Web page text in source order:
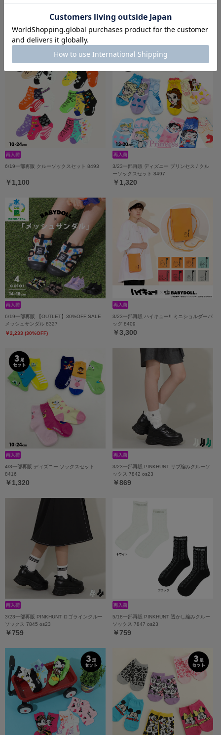
4/16一部再販 【メール便】対応可 レッグウ
￥1,089
3/23一部再販 【メール便】対応可 ディズニ
ー プリンセス / ハイソックス 8599
￥990
6/19一部再販 クルーソックスセット 8493
￥1,100
3/23一部再販 ディズニー プリンセス / クル
ーソックスセット 8497
￥1,320
6/19一部再販 【OUTLET】30%OFF SALE
メッシュサンダル 8327
￥2,233 (30%OFF)
3/23一部再販 ハイキュー!! ミニショルダーバ
ッグ 8409
￥3,300
4/3一部再販 ディズニー ソックスセット
8416
￥1,320
3/23一部再販 PINKHUNT リブ編みクルーソ
ックス 7842 os23
￥869
3/23一部再販 PINKHUNT ロゴラインクルー
ソックス 7845 os23
￥759
5/18一部再販 PINKHUNT 透かし編みクルー
ソックス 7847 os23
￥759